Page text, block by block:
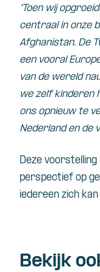
“Toen wij
centraal in onze
Afghanistan. De
een vooral
van de wereld
we zelf kinderen
ons opnieuw te
Nederland en de
Deze
perspectief op
iedereen zich
Bekijk